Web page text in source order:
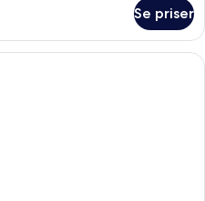
Se priser
Ett rymligt rum med en stor säng, en